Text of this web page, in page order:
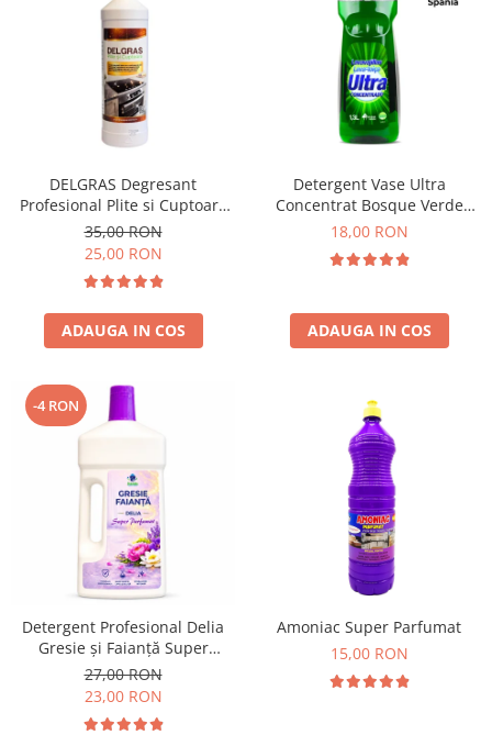
DELGRAS Degresant
Profesional Plite si Cuptoare
1L
35,00 RON
25,00 RON
ADAUGA IN COS
Detergent Vase Ultra
Concentrat Bosque Verde
Spania 1.3L
18,00 RON
ADAUGA IN COS
-4 RON
Detergent Profesional Delia
Gresie și Faianță Super
Parfumat 1L
27,00 RON
23,00 RON
Amoniac Super Parfumat
15,00 RON